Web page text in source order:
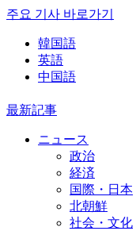
주요 기사 바로가기
韓国語
英語
中国語
最新記事
ニュース
政治
経済
国際・日本
北朝鮮
社会・文化